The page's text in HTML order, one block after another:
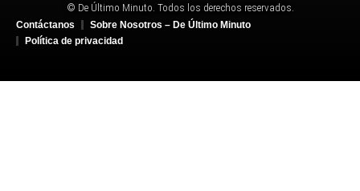
© De Último Minuto. Todos los derechos reservados.
Contáctanos
Sobre Nosotros – De Último Minuto
Política de privacidad